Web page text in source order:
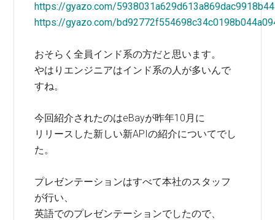
https://gyazo.com/
https://gyazo.com/
おそらく全員インド系の方だと思います。
やはりエンジニアはインド系の人が多いんで
すね。
今回紹介されたのはeBayが昨年10月に
リリースした新しい新APIの紹介についてでし
た。
プレゼンテーションはすべて本社のスタッフ
が行い、
英語でのプレゼンテーションでしたので、